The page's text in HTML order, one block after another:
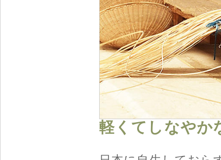
軽くてしなやか